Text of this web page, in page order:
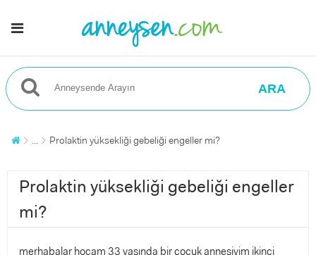
ARA
... Prolaktin yüksekliği gebeliği engeller mi?
Prolaktin yüksekliği gebeliği engeller
mi?
merhabalar hocam 33 yaşında bir çocuk annesiyim ikinci